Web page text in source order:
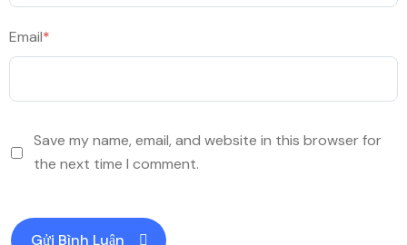
Email*
Save my name, email, and website in this browser for
the next time I comment.